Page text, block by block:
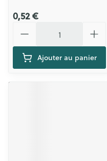
0,52 €
Ajouter au panier